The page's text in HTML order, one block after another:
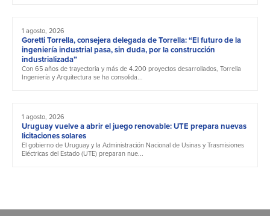
1 agosto, 2026
Goretti Torrella, consejera delegada de Torrella: “El futuro de la
ingeniería industrial pasa, sin duda, por la construcción
industrializada”
Con 65 años de trayectoria y más de 4.200 proyectos desarrollados, Torrella
Ingeniería y Arquitectura se ha consolida...
1 agosto, 2026
Uruguay vuelve a abrir el juego renovable: UTE prepara nuevas
licitaciones solares
El gobierno de Uruguay y la Administración Nacional de Usinas y Trasmisiones
Eléctricas del Estado (UTE) preparan nue...